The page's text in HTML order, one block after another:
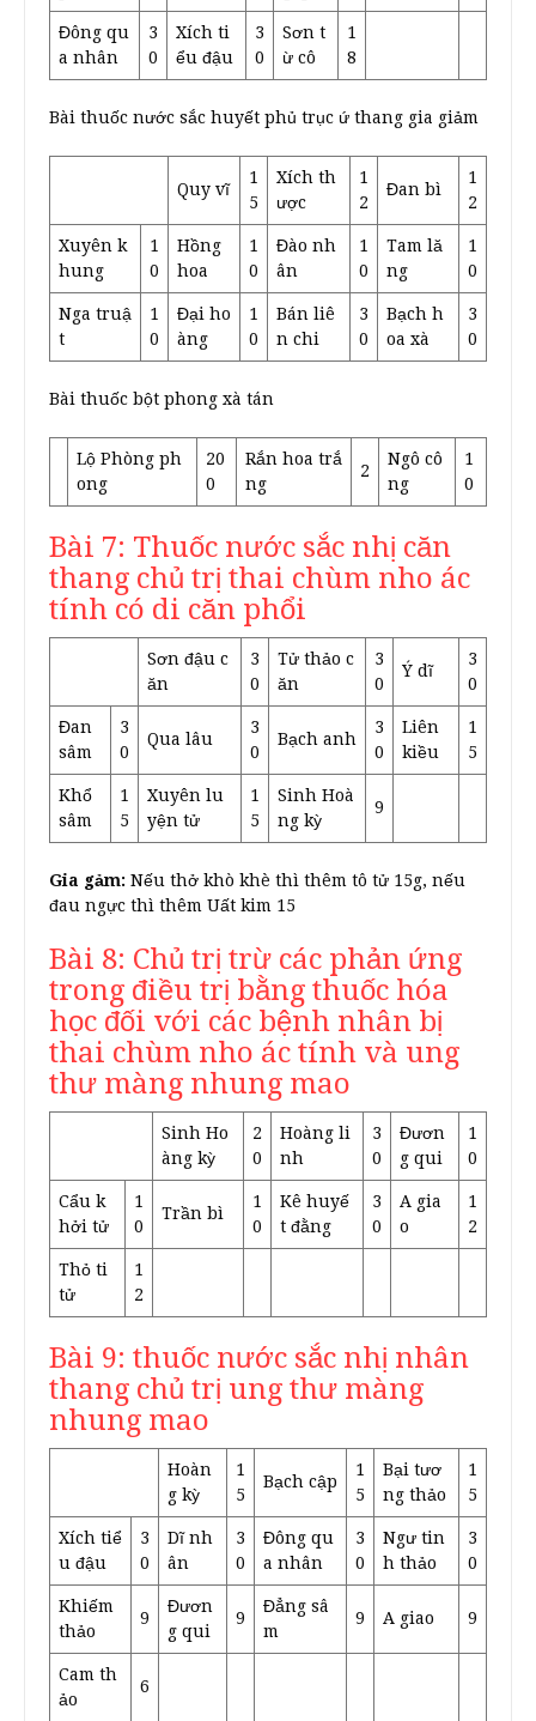
Đông qu
a nhân
3
0
Xích ti
ểu đậu
3
0
Sơn t
ừ cô
1
8
Bài thuốc nước sắc huyết phủ trục ứ thang gia giảm
Quy vĩ
1
5
Xích th
ược
1
2
Đan bì
1
2
Xuyên k
hung
1
0
Hồng
hoa
1
0
Đào nh
ân
1
0
Tam lă
ng
1
0
Nga truậ
t
1
0
Đại ho
àng
1
0
Bán liê
n chi
3
0
Bạch h
oa xà
3
0
Bài thuốc bột phong xà tán
Lộ Phòng ph
ong
20
0
Rắn hoa trắ
ng
2
Ngô cô
ng
1
0
Bài 7: Thuốc nước sắc nhị căn
thang chủ trị thai chùm nho ác
tính có di căn phổi
Sơn đậu c
ăn
3
0
Tử thảo c
ăn
3
0
Ý dĩ
3
0
Đan
sâm
3
0
Qua lâu
3
0
Bạch anh
3
0
Liên
kiều
1
5
Khổ
sâm
1
5
Xuyên lu
yện tử
1
5
Sinh Hoà
ng kỳ
9
Gia gảm: Nếu thở khò khè thì thêm tô tử 15g, nếu
đau ngực thì thêm Uất kim 15
Bài 8: Chủ trị trừ các phản ứng
trong điều trị bằng thuốc hóa
học đối với các bệnh nhân bị
thai chùm nho ác tính và ung
thư màng nhung mao
Sinh Ho
àng kỳ
2
0
Hoàng li
nh
3
0
Đươn
g qui
1
0
Cẩu k
hởi tử
1
0
Trần bì
1
0
Kê huyế
t đằng
3
0
A gia
o
1
2
Thỏ ti
tử
1
2
Bài 9: thuốc nước sắc nhị nhân
thang chủ trị ung thư màng
nhung mao
Hoàn
g kỳ
1
5
Bạch cập
1
5
Bại tươ
ng thảo
1
5
Xích tiể
u đậu
3
0
Dĩ nh
ân
3
0
Đông qu
a nhân
3
0
Ngư tin
h thảo
3
0
Khiếm
thảo
9
Đươn
g qui
9
Đẳng sâ
m
9 A giao 9
Cam th
ảo
6